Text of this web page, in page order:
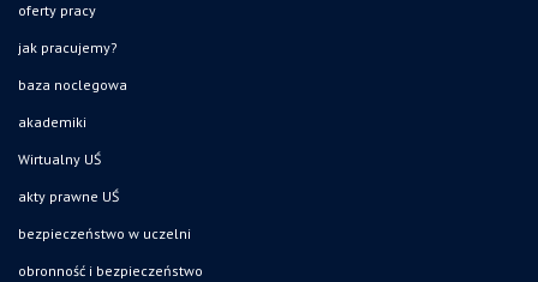
oferty pracy
jak pracujemy?
baza noclegowa
akademiki
Wirtualny UŚ
akty prawne UŚ
bezpieczeństwo w uczelni
obronność i bezpieczeństwo